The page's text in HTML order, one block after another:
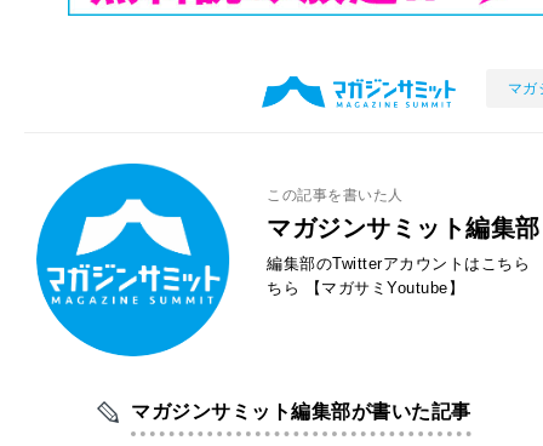
マガ
この記事を書いた人
マガジンサミット編集部
編集部のTwitterアカウントはこちら
ちら
【マガサミYoutube】
マガジンサミット編集部が書いた記事